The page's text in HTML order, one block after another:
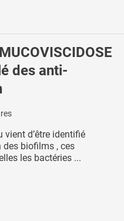
des anti-
d’être identifié
biofilms , ces
les bactéries ...